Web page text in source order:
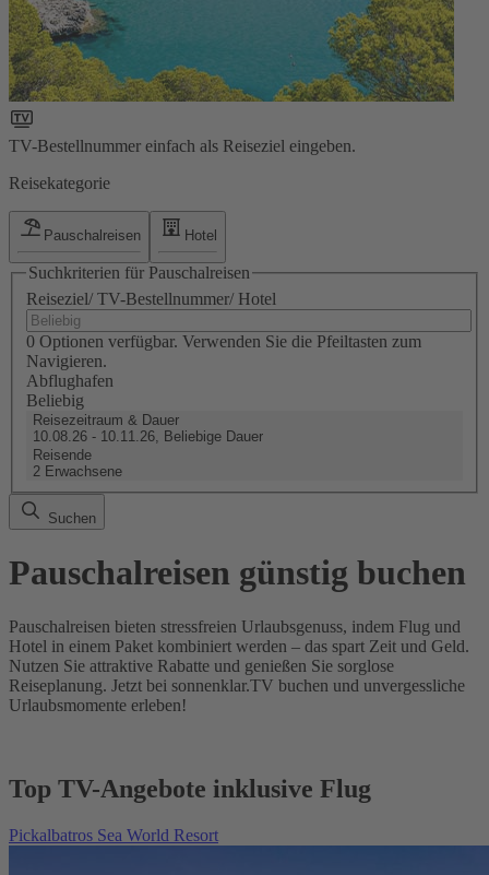
TV-Bestellnummer einfach als Reiseziel eingeben.
Reisekategorie
Pauschalreisen Hotel
Suchkriterien für Pauschalreisen
Reiseziel/ TV-Bestellnummer/ Hotel
0 Optionen verfügbar. Verwenden Sie die Pfeiltasten zum
Navigieren.
Abflughafen
Beliebig
Reisezeitraum & Dauer
10.08.26 - 10.11.26, Beliebige Dauer
Reisende
2 Erwachsene
Suchen
Pauschalreisen günstig buchen
Pauschalreisen bieten stressfreien Urlaubsgenuss, indem Flug und
Hotel in einem Paket kombiniert werden – das spart Zeit und Geld.
Nutzen Sie attraktive Rabatte und genießen Sie sorglose
Reiseplanung. Jetzt bei sonnenklar.TV buchen und unvergessliche
Urlaubsmomente erleben!
Top TV-Angebote inklusive Flug
Pickalbatros Sea World Resort